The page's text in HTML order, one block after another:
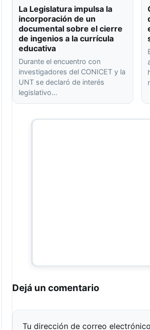
La Legislatura impulsa la
incorporación de un
documental sobre el cierre
de ingenios a la currícula
educativa
Durante el encuentro con
investigadores del CONICET y la
UNT se declaró de interés
legislativo…
Dejá un comentario
Tu dirección de correo